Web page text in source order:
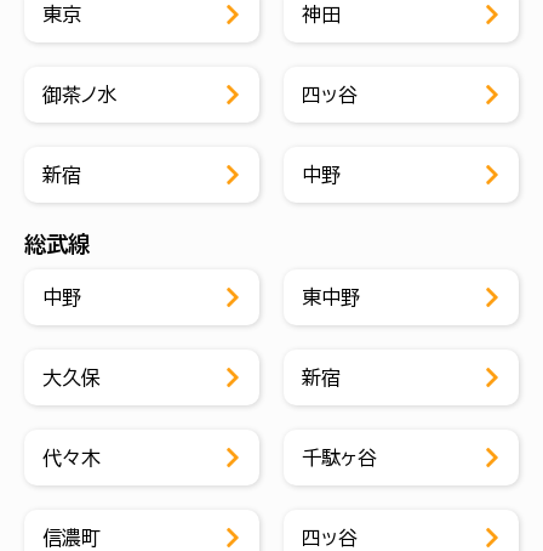
東京 神田
御茶ノ水 四ッ谷
新宿 中野
総武線
中野 東中野
大久保 新宿
代々木 千駄ヶ谷
信濃町 四ッ谷